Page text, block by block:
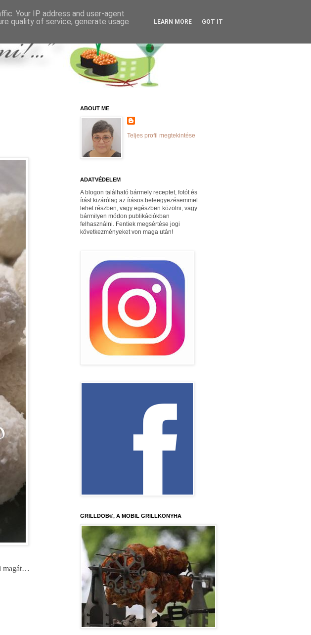
magát…
ABOUT ME
Teljes profil megtekintése
ADATVÉDELEM
A blogon található bármely receptet, fotót és
írást kizárólag az írásos beleegyezésemmel
lehet részben, vagy egészben közölni, vagy
bármilyen módon publikációkban
felhasználni. Fentiek megsértése jogi
következményeket von maga után!
GRILLDOB®, A MOBIL GRILLKONYHA
Your IP address and user-agent
quality of service, generate usage
LEARN MORE GOT IT